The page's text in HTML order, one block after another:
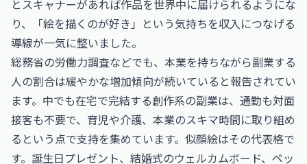
とスキャナーがあれば作品を世界中に届けられるようにな
り、「絵を描くのが好き」という気持ちを収入につなげる
導線が一気に整いました。
総務省の労働力調査などでも、本業を持ちながら副業する
人の割合は緩やかな増加傾向が続いていると報告されてい
ます。中でも在宅で完結する創作系の副業は、通勤も対面
接客も不要で、育児や介護、本業のスキマ時間に取り組め
るという点で支持を集めています。似顔絵はその代表格で
す。誕生日プレゼント、結婚式のウェルカムボード、ペッ